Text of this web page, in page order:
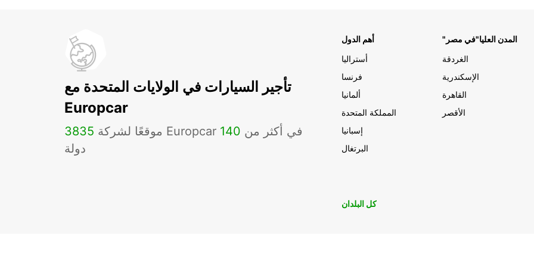
تأجير السيارات في الولايات المتحدة مع
Europcar
3835 موقعًا لشركة Europcar في أكثر من 140
دولة
أهم الدول
أستراليا
فرنسا
ألمانيا
المملكة المتحدة
إسبانيا
البرتغال
"المدن العليا"في مصر
الغردقة
الإسكندرية
القاهرة
الأقصر
كل البلدان